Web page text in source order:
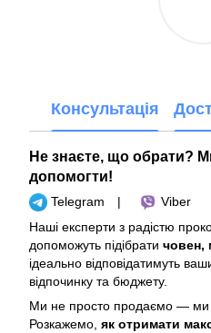
Консультація
Не знаєте, що обрати?
допомогти!
Telegram |
Viber
Наші експерти з радістю
допоможуть підібрати човен,
ідеально відповідатимуть
відпочинку та бюджету.
Ми не просто продаємо — ми
Розкажемо, як отримати